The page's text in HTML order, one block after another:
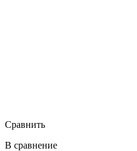
Сравнить
В сравнение